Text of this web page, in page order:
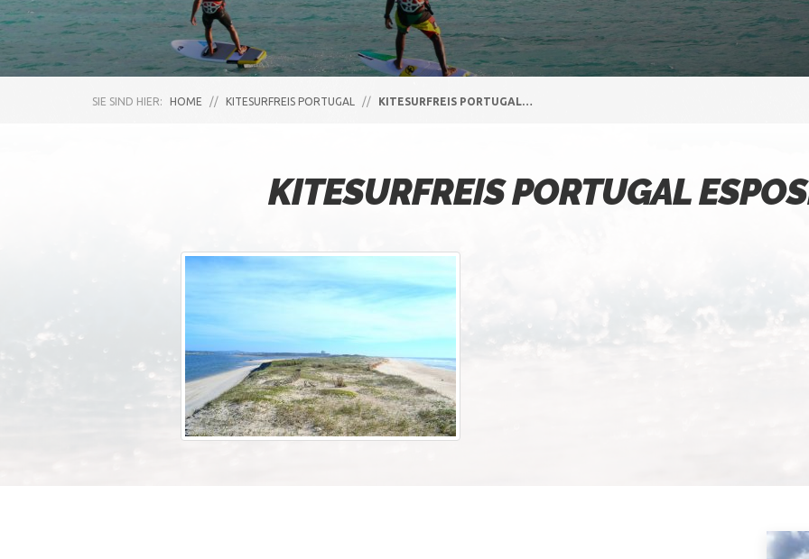
SIE SIND HIER: HOME // KITESURFREIS PORTUGAL // KITESURFREIS PORTUGAL…
KITESURFREIS PORTUGAL